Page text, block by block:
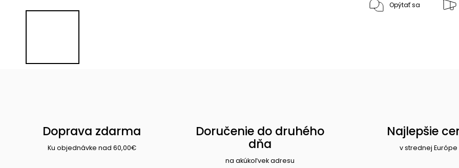
Opýtať sa
Doprava zdarma
Ku objednávke nad 60,00€
Doručenie do druhého
dňa
na akúkoľvek adresu
Najlepšie
v strednej Európe